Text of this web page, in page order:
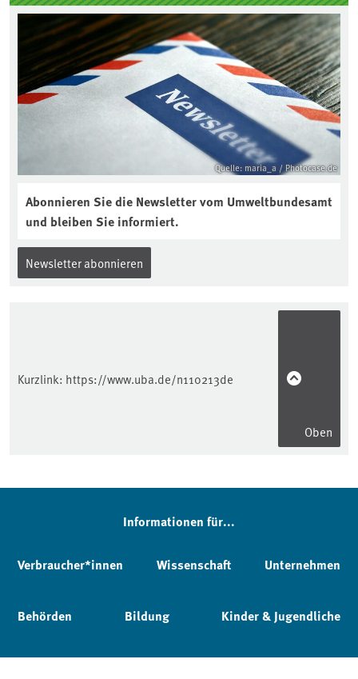
Quelle: maria_a / Photocase.de
Abonnieren Sie die Newsletter vom Umweltbundesamt
und bleiben Sie informiert.
Newsletter abonnieren
Kurzlink: https://www.uba.de/n110213de
Oben
Informationen für...
Verbraucher*innen Wissenschaft Unternehmen
Behörden Bildung Kinder & Jugendliche